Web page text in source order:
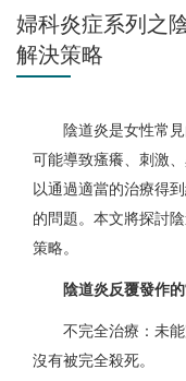
婦科炎症系列之
解決策略
陰道炎是女性常
可能導致瘙癢、刺激
以通過適當的治療得
的問題。本文將探討
策略。
陰道炎反覆發作
不完全治療：未
沒有被完全殺死。